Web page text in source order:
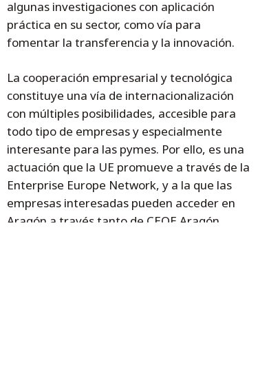
algunas investigaciones con aplicación
práctica en su sector, como vía para
fomentar la transferencia y la innovación.
La cooperación empresarial y tecnológica
constituye una vía de internacionalización
con múltiples posibilidades, accesible para
todo tipo de empresas y especialmente
interesante para las pymes. Por ello, es una
actuación que la UE promueve a través de la
Enterprise Europe Network, y a la que las
empresas interesadas pueden acceder en
Aragón a través tanto de CEOE Aragón